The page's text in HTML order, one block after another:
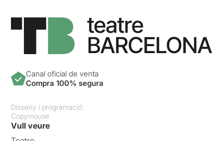
Canal oficial de venta
Compra 100% segura
Disseny i programació:
Copymouse
Vull veure